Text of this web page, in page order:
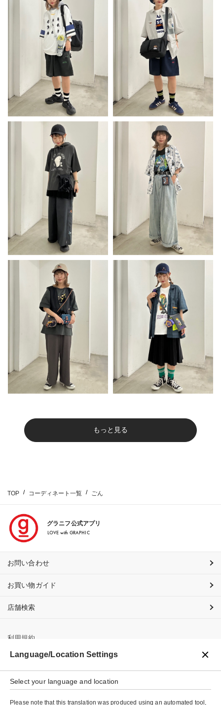
もっと見る
TOP コーディネート一覧 ごん
グラニフ公式アプリ
LOVE with GRAPHIC
お問い合わせ
お買い物ガイド
店舗検索
利用規約
プライバシーポリシー
特定商取引法に基づく表示
会社概要
Language/Location Settings
Select your language and location
Please note that this translation was produced using an automated tool,